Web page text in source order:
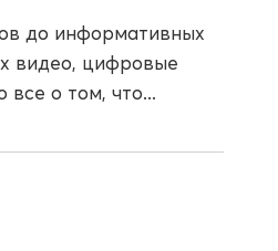
до информативных
видео, цифровые
о том, что...